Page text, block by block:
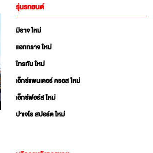
รุ่นรถยนต์
มิราจ ใหม่
แอททราจ ใหม่
ไทรทัน ใหม่
เอ็กซ์แพนเดอร์ ครอส ใหม่
เอ็กซ์ฟอร์ส ใหม่
ปาเจโร สปอร์ต ใหม่